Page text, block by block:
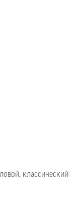
, классический